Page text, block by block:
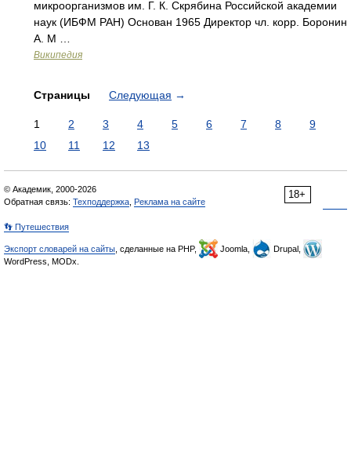
микроорганизмов им. Г. К. Скрябина Российской академии
наук (ИБФМ РАН) Основан 1965 Директор чл. корр. Боронин
А. М …
Википедия
Страницы Следующая →
1 2 3 4 5 6 7 8
9
10
11 12 13
18+
© Академик, 2000-2026
Обратная связь: Техподдержка Реклама на сайте
👣 Путешествия
Экспорт словарей на сайты , сделанные на PHP, Joomla,
Drupal,
WordPress, MODx.